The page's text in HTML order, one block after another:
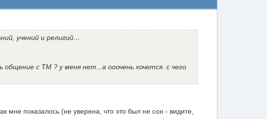
учений и религий…
с ТМ ? у меня нет...а ооочень хочется. с чего
мне показалось (не уверена, что это был не сон - видите,